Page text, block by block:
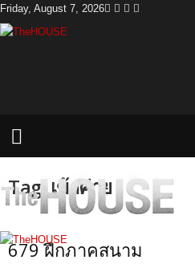
Friday, August 7, 2026
Tag: เข้าค่าย
679 ฝึกภาคสนาม